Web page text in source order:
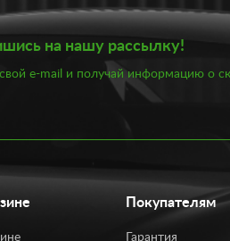
важное устройство — радар-
возможность в очередной раз
— главное определиться с
полную информацию о состоянии
также работы двигателя. Важнейшим
его корректировать. Некоторые
сориентироваться в условиях
до ближайшего препятствия, а
разновидности автоэлектроники
вам грамотно выбрать то или иное
на нашу рассылку!
e-mail и получай информацию о
Покупателям
Гарантия